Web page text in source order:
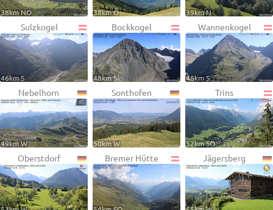
38km NO 38km O 39km N
Sulzkogel
46km S
Bockkogel
48km S
Wannenkogel
48km S
Nebelhorn
49km W
Sonthofen
50km W
Trins
52km SO
Oberstdorf Bremer Hütte Jägersberg